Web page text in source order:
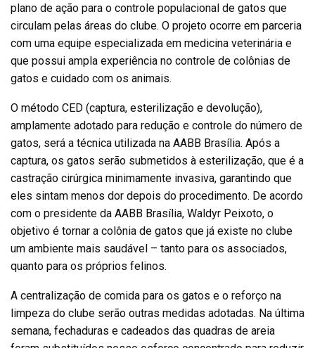
plano de ação para o controle populacional de gatos que
circulam pelas áreas do clube. O projeto ocorre em parceria
com uma equipe especializada em medicina veterinária e
que possui ampla experiência no controle de colônias de
gatos e cuidado com os animais.
O método CED (captura, esterilização e devolução),
amplamente adotado para redução e controle do número de
gatos, será a técnica utilizada na AABB Brasília. Após a
captura, os gatos serão submetidos à esterilização, que é a
castração cirúrgica minimamente invasiva, garantindo que
eles sintam menos dor depois do procedimento. De acordo
com o presidente da AABB Brasília, Waldyr Peixoto, o
objetivo é tornar a colônia de gatos que já existe no clube
um ambiente mais saudável – tanto para os associados,
quanto para os próprios felinos.
A centralização de comida para os gatos e o reforço na
limpeza do clube serão outras medidas adotadas. Na última
semana, fechaduras e cadeados das quadras de areia